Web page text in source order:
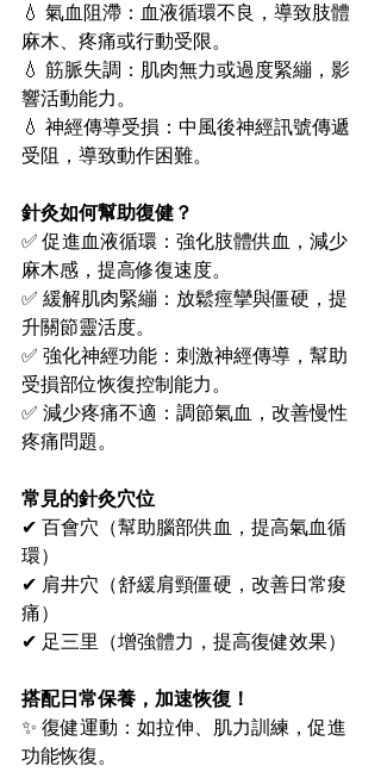
💧 氣血阻滯：血液循環不良，導致肢體
麻木、疼痛或行動受限。
💧 筋脈失調：肌肉無力或過度緊繃，影
響活動能力。
💧 神經傳導受損：中風後神經訊號傳遞
受阻，導致動作困難。
針灸如何幫助復健？
✅ 促進血液循環：強化肢體供血，減少
麻木感，提高修復速度。
✅ 緩解肌肉緊繃：放鬆痙攣與僵硬，提
升關節靈活度。
✅ 強化神經功能：刺激神經傳導，幫助
受損部位恢復控制能力。
✅ 減少疼痛不適：調節氣血，改善慢性
疼痛問題。
常見的針灸穴位
✔ 百會穴（幫助腦部供血，提高氣血循
環）
✔ 肩井穴（舒緩肩頸僵硬，改善日常痠
痛）
✔ 足三里（增強體力，提高復健效果）
搭配日常保養，加速恢復！
✨ 復健運動：如拉伸、肌力訓練，促進
功能恢復。